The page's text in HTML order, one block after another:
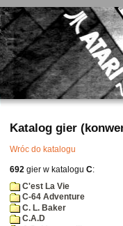
Katalog gier
Wróc do katalogu
692 gier w katalogu C:
C'est La Vie
C-64 Adventure
C. L. Baker
C.A.D